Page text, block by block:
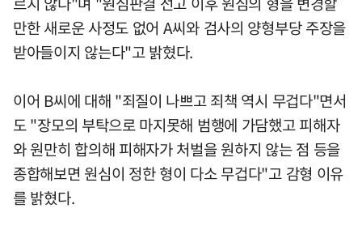
만한 새로운 사정도 없어 A씨와 검사의 양형부당 주장을
받아들이지 않는다"고 밝혔다.
이어 B씨에 대해 "죄질이 나쁘고 죄책 역시 무겁다"면서
도 "장모의 부탁으로 마지못해 범행에 가담했고 피해자
와 원만히 합의해 피해자가 처벌을 원하지 않는 점 등을
종합해보면 원심이 정한 형이 다소 무겁다"고 감형 이유
를 밝혔다.